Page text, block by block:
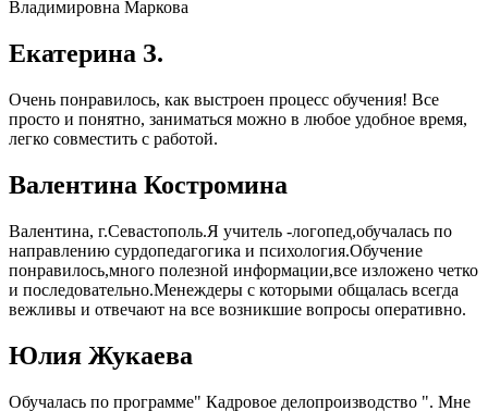
Владимировна Маркова
Екатерина З.
Очень понравилось, как выстроен процесс обучения! Все
просто и понятно, заниматься можно в любое удобное время,
легко совместить с работой.
Валентина Костромина
Валентина, г.Севастополь.Я учитель -логопед,обучалась по
направлению сурдопедагогика и психология.Обучение
понравилось,много полезной информации,все изложено четко
и последовательно.Менеждеры с которыми общалась всегда
вежливы и отвечают на все возникшие вопросы оперативно.
Юлия Жукаева
Обучалась по программе" Кадровое делопроизводство ". Мне